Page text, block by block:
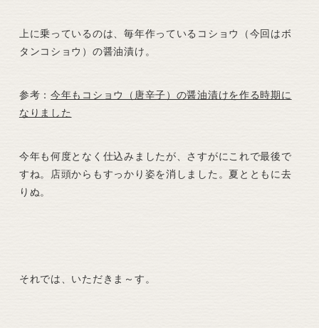
上に乗っているのは、毎年作っているコショウ（今回はボ
タンコショウ）の醤油漬け。
参考：今年もコショウ（唐辛子）の醤油漬けを作る時期に
なりました
今年も何度となく仕込みましたが、さすがにこれで最後で
すね。店頭からもすっかり姿を消しました。夏とともに去
りぬ。
それでは、いただきま～す。